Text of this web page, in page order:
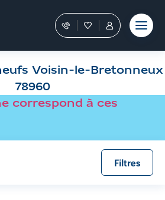
Nos
conseillers
vous
guident
dans
achat
FavorisTous
les
services
sont
dans
Espace
Personnel
Voisin-le-Bretonneux
78960
correspond à ces
Filtres